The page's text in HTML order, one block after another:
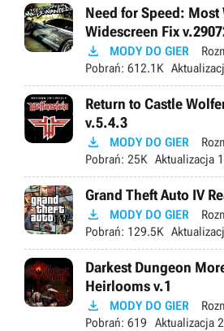
Need for Speed: Most
Widescreen Fix
 MODY DO GIER
Pobrań: 612.1K
Return to Castle
v.5.4.3
 MODY DO GIER
Pobrań: 25K Aktualizacja
Grand Theft Auto IV
 MODY DO GIER
Pobrań: 129.5K
Darkest Dungeon
Heirlooms v.1
 MODY DO GIER
Pobrań: 619 Aktualizacja